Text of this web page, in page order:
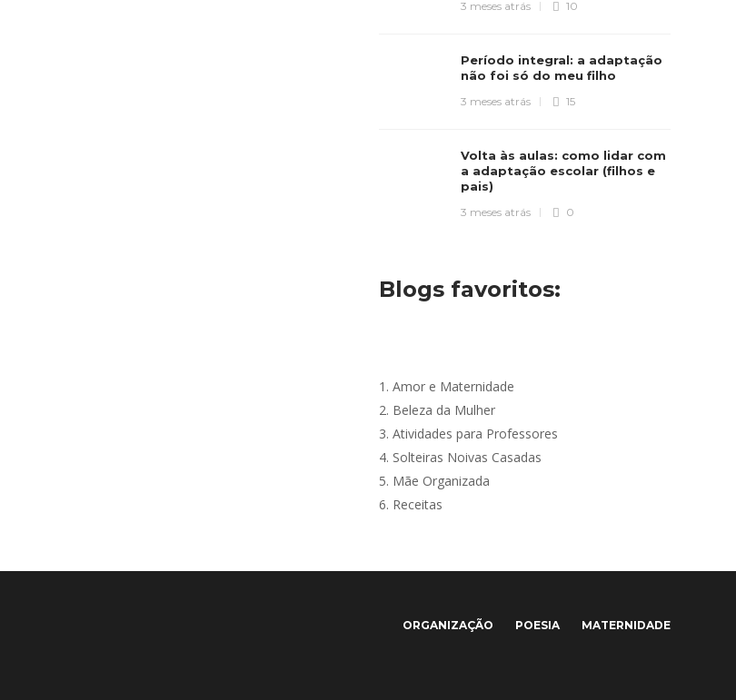
3 meses atrás 10
Período integral: a adaptação
não foi só do meu filho
3 meses atrás 15
Volta às aulas: como lidar com
a adaptação escolar (filhos e
pais)
3 meses atrás 0
Blogs favoritos:
1.Amor e Maternidade
2. Beleza da Mulher
3.Atividades para Professores
4. Solteiras Noivas Casadas
5. Mãe Organizada
6. Receitas
ORGANIZAÇÃO POESIA MATERNIDADE